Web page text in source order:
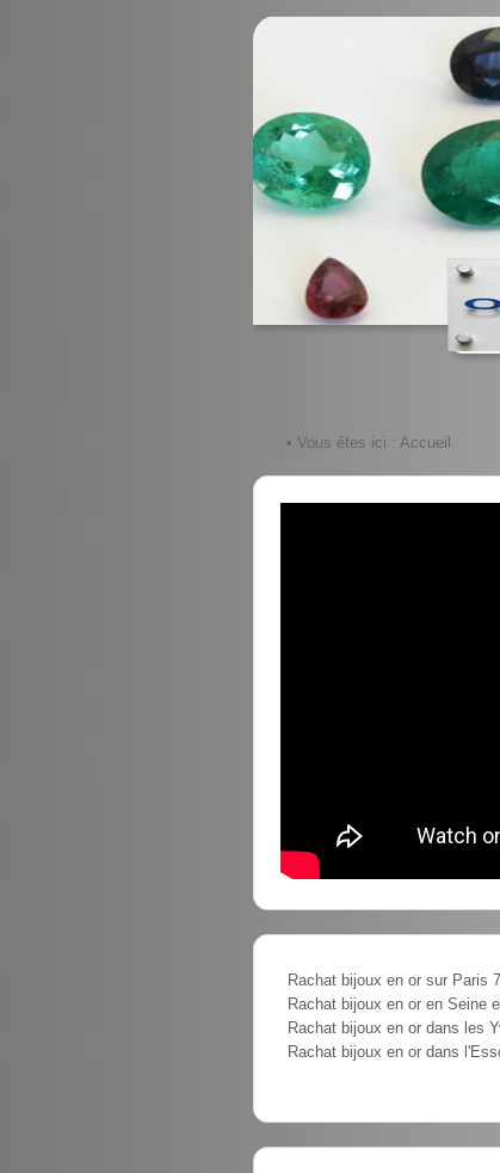
• Vous êtes ici : Accueil
Rachat bijoux en or sur Paris
Rachat bijoux en or en Seine
Rachat bijoux en or dans les
Rachat bijoux en or dans